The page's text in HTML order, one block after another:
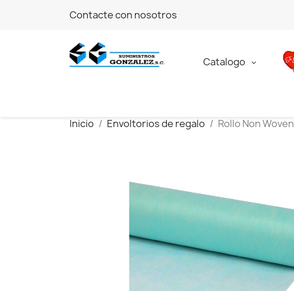
Contacte con nosotros
Catalogo
Inicio Envoltorios de regalo Rollo Non Woven